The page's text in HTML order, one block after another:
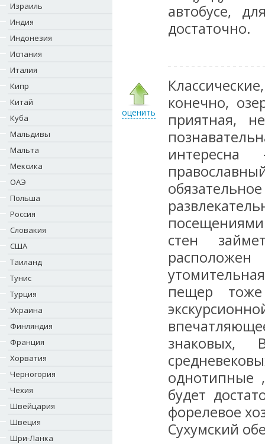
Израиль
Индия
Индонезия
Испания
Италия
Кипр
Китай
Куба
Мальдивы
Мальта
Мексика
ОАЭ
Польша
Россия
Словакия
США
Таиланд
Тунис
Турция
Украина
Финляндия
Франция
Хорватия
Черногория
Чехия
Швейцария
Швеция
Шри-Ланка
автобусе,
достаточно.
оценить
конечно,
приятная,
стен
пещер
знаковых,
однотипные
будет
форелевое
Сухумский